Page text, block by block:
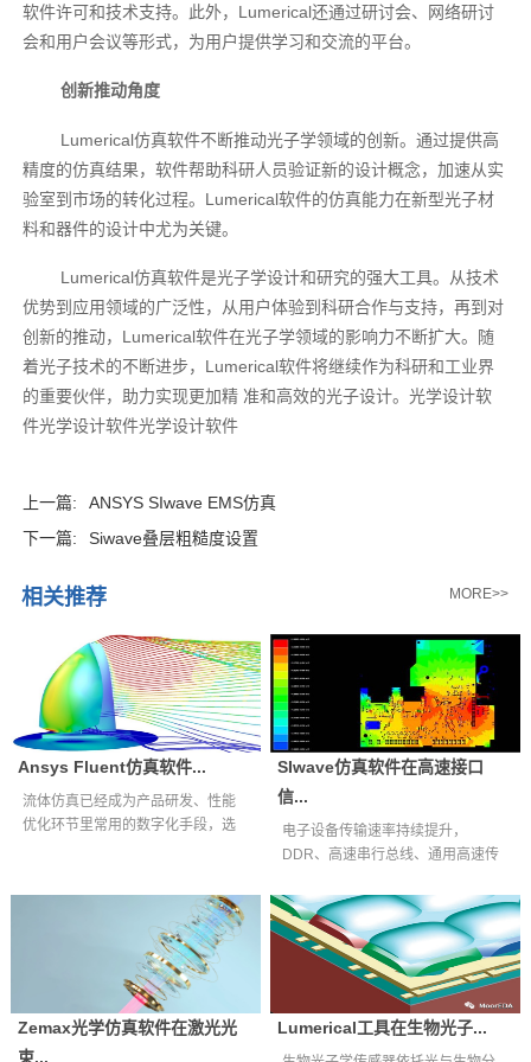
软件许可和技术支持。此外，Lumerical还通过研讨会、网络研讨
会和用户会议等形式，为用户提供学习和交流的平台。
创新推动角度
Lumerical仿真软件不断推动光子学领域的创新。通过提供高
精度的仿真结果，软件帮助科研人员验证新的设计概念，加速从实
验室到市场的转化过程。Lumerical软件的仿真能力在新型光子材
料和器件的设计中尤为关键。
Lumerical仿真软件是光子学设计和研究的强大工具。从技术
优势到应用领域的广泛性，从用户体验到科研合作与支持，再到对
创新的推动，Lumerical软件在光子学领域的影响力不断扩大。随
着光子技术的不断进步，Lumerical软件将继续作为科研和工业界
的重要伙伴，助力实现更加精 准和高效的光子设计。光学设计软
件‍光学设计软件‍光学设计软件‍
上一篇:
ANSYS SIwave EMS仿真
下一篇:
Siwave叠层粗糙度设置
相关推荐 MORE>>
Ansys Fluent仿真软件...
流体仿真已经成为产品研发、性能
优化环节里常用的数字化手段，选
SIwave仿真软件在高速接口
信...
电子设备传输速率持续提升，
DDR、高速串行总线、通用高速传
Zemax光学仿真软件在激光光
束...
Lumerical工具在生物光子...